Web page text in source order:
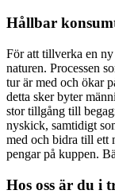
Hållbar
För att tillverka en
naturen. Processen
tur är med och ökar
detta sker byter
stor tillgång till
nyskick, samtidigt
med och bidra till ett
pengar på kuppen.
Hos oss är du i